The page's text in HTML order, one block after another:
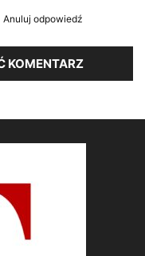
Anuluj odpowiedź
KOMENTARZ